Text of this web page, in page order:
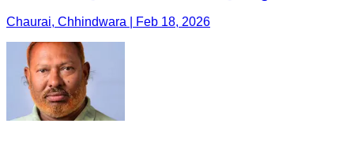
Chaurai, Chhindwara | Feb 18, 2026